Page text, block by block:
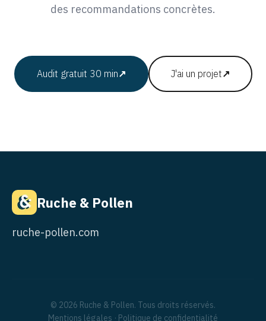
des recommandations concrètes.
Audit gratuit 30 min↗ J'ai un projet↗
Ruche & Pollen
ruche-pollen.com
© 2026 Ruche & Pollen. Tous droits réservés.
Mentions légales · Politique de confidentialité